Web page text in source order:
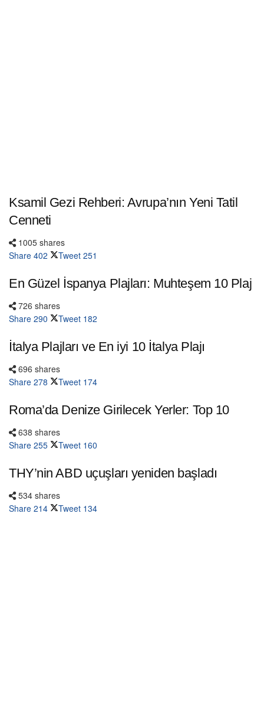
Ksamil Gezi Rehberi: Avrupa’nın Yeni Tatil
Cenneti
1005 shares
Share 402 Tweet 251
En Güzel İspanya Plajları: Muhteşem 10 Plaj
726 shares
Share 290 Tweet 182
İtalya Plajları ve En iyi 10 İtalya Plajı
696 shares
Share 278 Tweet 174
Roma’da Denize Girilecek Yerler: Top 10
638 shares
Share 255 Tweet 160
THY’nin ABD uçuşları yeniden başladı
534 shares
Share 214 Tweet 134